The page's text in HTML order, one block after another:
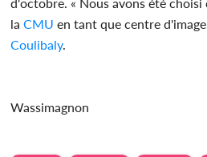
la CMU en tant que centre
Coulibaly.
Wassimagnon